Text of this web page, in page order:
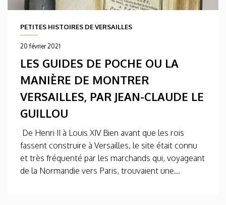
PETITES HISTOIRES DE VERSAILLES
20 février 2021
LES GUIDES DE POCHE OU LA
MANIÈRE DE MONTRER
VERSAILLES, PAR JEAN-CLAUDE LE
GUILLOU
De Henri II à Louis XIV Bien avant que les rois
fassent construire à Versailles, le site était connu
et très fréquenté par les marchands qui, voyageant
de la Normandie vers Paris, trouvaient une...